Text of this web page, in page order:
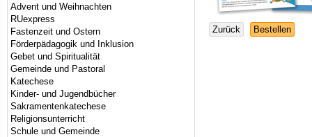
Advent und Weihnachten
RUexpress
Fastenzeit und Ostern
Förderpädagogik und Inklusion
Gebet und Spiritualität
Gemeinde und Pastoral
Katechese
Kinder- und Jugendbücher
Sakramentenkatechese
Religionsunterricht
Schule und Gemeinde
Zurück Bestellen